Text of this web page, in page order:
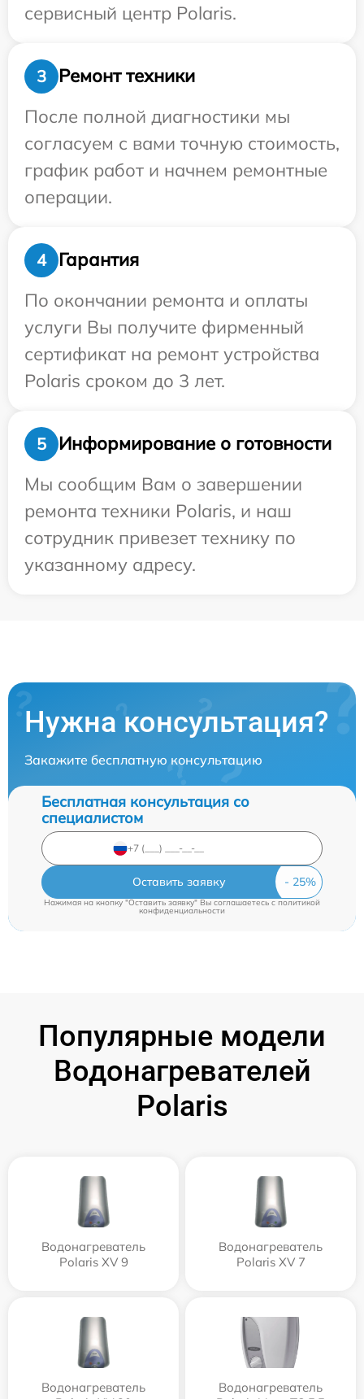
сервисный центр Polaris.
3
Ремонт техники
После полной диагностики мы
согласуем с вами точную стоимость,
график работ и начнем ремонтные
операции.
4
Гарантия
По окончании ремонта и оплаты
услуги Вы получите фирменный
сертификат на ремонт устройства
Polaris сроком до 3 лет.
5
Информирование о готовности
Мы сообщим Вам о завершении
ремонта техники Polaris, и наш
сотрудник привезет технику по
указанному адресу.
Нужна консультация?
Закажите бесплатную консультацию
Бесплатная консультация со
специалистом
Оставить заявку
Нажимая на кнопку "Оставить заявку" Вы соглашаетесь cполитикой
конфиденциальности
Популярные модели
Водонагревателей
Polaris
Водонагреватель
Polaris XV 9
Водонагреватель
Polaris XV 7
Водонагреватель
Водонагреватель